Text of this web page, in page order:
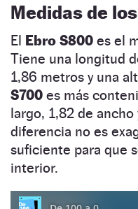
Medidas de
El Ebro S800 es el
Tiene una longitud
1,86 metros y una
S700 es más
largo, 1,82 de
diferencia no es
suficiente para que
interior.